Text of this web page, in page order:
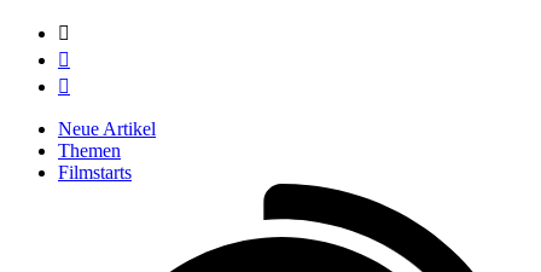



Neue Artikel
Themen
Filmstarts